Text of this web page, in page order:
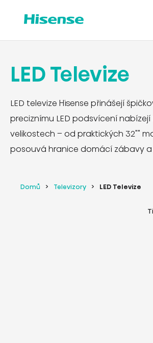
LED Televize
LED televize Hisense přinášejí
preciznímu LED podsvícení
velikostech – od praktických 32""
posouvá hranice domácí zábavy a
Domů Televizory LED Televize